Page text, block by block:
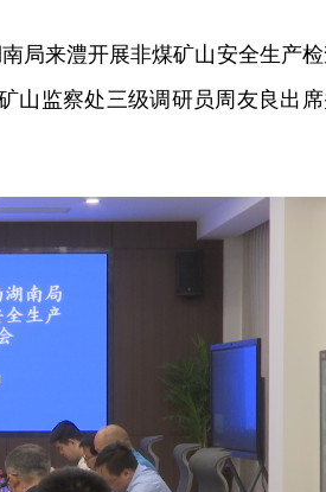
局来澧开展非煤矿山安全生产
山监察处三级调研员周友良出